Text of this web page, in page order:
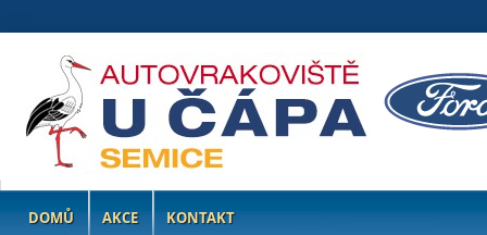
DOMŮ AKCE KONTAKT